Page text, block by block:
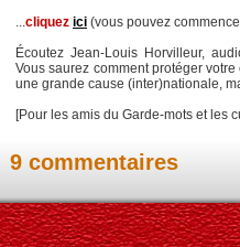
...cliquez ici (vous pouvez
Écoutez Jean-Louis Horvilleur,
Vous saurez comment protéger
une grande cause (inter)nationale,
[Pour les amis du Garde-mots et les
9 commentaires